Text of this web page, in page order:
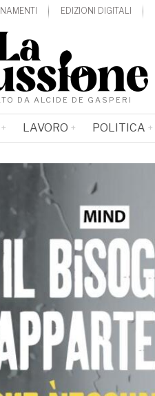
EDIZIONI DIGITALI
DA ALCIDE DE GASPERI
LAVORO POLITICA